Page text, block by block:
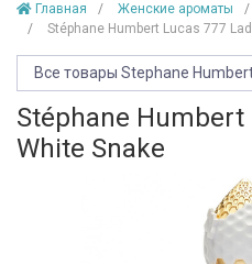
Главная Женские ароматы
Stéphane Humbert Lucas 777
Все товары Stephane
Stéphane Humbert
White Snake